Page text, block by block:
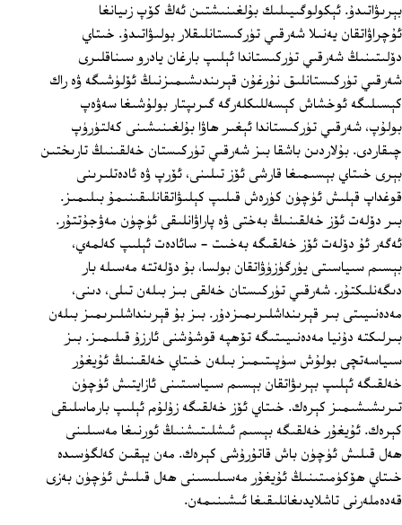
بېرىۋاتىدۇ. ئېكولوگىيىلىك بۇلغىنىشتىن ئەڭ كۆپ زىيانغا
ئۇچراۋاتقان يەنىلا شەرقىي تۈركىستانلىقلار بولىۋاتىدۇ. خىتاي
دۆلىتىنىڭ شەرقىي تۈركىستاندا ئېلىپ بارغان يادرو سىناقلىرى
شەرقىي تۈركىستانلىق نۇرغۇن قېرىندىشىمىزنىڭ ئۆلۈشىگە ۋە راك
كېسىلىگە ئوخشاش كېسەللىكلەرگە گىرىپتار بولۇشىغا سەۋەپ
بولۇپ، شەرقىي تۈركىستاندا ئېغىر ھاۋا بۇلغىنىشىنى كەلتۈرۈپ
چىقاردى. بۇلاردىن باشقا بىز شەرقىي تۈركىستان خەلقىنىڭ تارىختىن
بېرى خىتاي بېسىمىغا قارشى ئۆز تىلىنى، ئۆرپ ۋە ئادەتلىرىنى
قوغداپ قېلىش ئۈچۈن كۈرەش قىلىپ كېلىۋاتقانلىقىنىمۇ بىلىمىز.
بىر دۆلەت ئۆز خەلقىنىڭ بەختى ۋە پاراۋانلىقى ئۈچۈن مەۋجۇتتۇر.
ئەگەر ئۇ دۆلەت ئۆز خەلقىگە بەخىت - سائادەت ئېلىپ كەلمەي،
بېسىم سىياسىتى يۈرگۈزۈۋاتقان بولسا، بۇ دۆلەتتە مەسىلە بار
دىگەنلىكتۇر. شەرقىي تۈركىستان خەلقى بىز بىلەن تىلى، دىنى،
مەدەنىيىتى بىر قېرىنداشلىرىمىزدۇر. بىز بۇ قېرىنداشلىرىمىز بىلەن
بىرلىكتە دۇنيا مەدەنىيىتىگە تۆھپە قوشۇشنى ئارزۇ قىلىمىز. بىز
سىياسەتچى بولۇش سۈپىتىمىز بىلەن خىتاي خەلقىنىڭ ئۇيغۇر
خەلقىگە ئېلىپ بېرىۋاتقان بېسىم سىياسىتىنى ئازايتىش ئۈچۈن
تىرىشىشىمىز كېرەك. خىتاي ئۆز خەلقىگە زۇلۇم ئېلىپ بارماسلىقى
كېرەك. ئۇيغۇر خەلقىگە بېسىم ئىشلىتىشنىڭ ئورنىغا مەسىلىنى
ھەل قىلىش ئۈچۈن باش قاتۇرۇشى كېرەك. مەن يېقىن كەلگۈسىدە
خىتاي ھۆكۈمىتىنىڭ ئۇيغۇر مەسىلىسىنى ھەل قىلىش ئۈچۈن بەزى
قەدەملەرنى تاشلايدىغانلىقىغا ئىشىنىمەن.